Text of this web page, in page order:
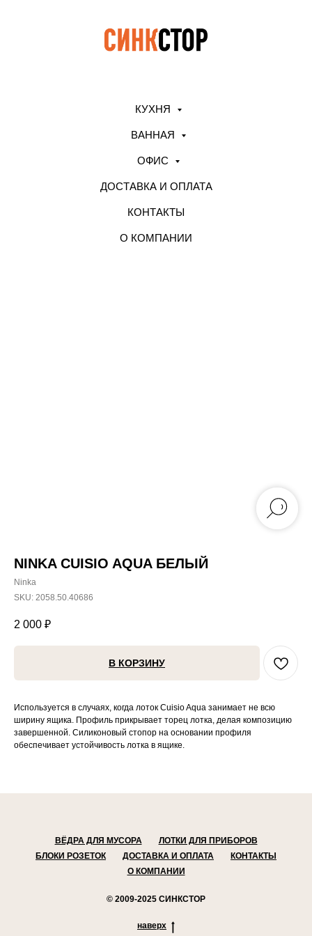
КУХНЯ
ВАННАЯ
ОФИС
ДОСТАВКА И ОПЛАТА
КОНТАКТЫ
О КОМПАНИИ
NINKA CUISIO AQUA БЕЛЫЙ
Ninka
SKU: 2058.50.40686
2 000 ₽
В КОРЗИНУ
Используется в случаях, когда лоток Cuisio Aqua занимает не всю
ширину ящика. Профиль прикрывает торец лотка, делая композицию
завершенной. Силиконовый стопор на основании профиля
обеспечивает устойчивость лотка в ящике.
ВЁДРА ДЛЯ МУСОРА
ЛОТКИ ДЛЯ ПРИБОРОВ
БЛОКИ РОЗЕТОК
ДОСТАВКА И ОПЛАТА
КОНТАКТЫ
О КОМПАНИИ
© 2009-2025 СИНКСТОР
наверх